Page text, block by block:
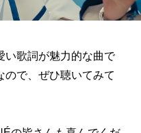
い歌詞が魅力的な曲で
ので、ぜひ聴いてみて